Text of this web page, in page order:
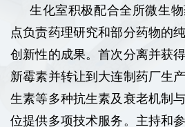
生化室积极配合全所微生
点负责药理研究和部分药物的
创新性的成果。首次分离并获
新霉素并转让到大连制药厂生
生素等多种抗生素及衰老机制
位提供多项技术服务。主持和